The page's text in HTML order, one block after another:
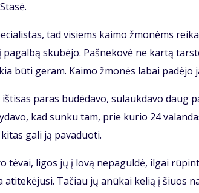
tad vi­siems kai­mo žmo­nėms
sku­bė­jo. Pa­šne­ko­vė ne kar­tą
bū­ti ge­ram. Kai­mo žmo­nės la­bai pa­dė­jo
pa­ras bu­dė­da­vo, su­lauk­da­vo daug
kad sun­ku tam, prie ku­rio 24
ga­li ją pa­va­duo­ti.
tė­vai, li­gos jų į lo­vą ne­pa­gul­dė, il­gai
Ta­čiau jų anū­kai ke­lią į šiuos